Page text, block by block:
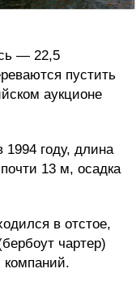
— 22,5
пустить
аукционе
1994 году, длина
13 м, осадка
в отстое,
чартер)
компаний.